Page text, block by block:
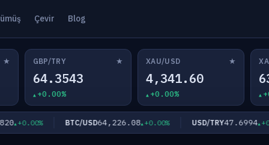
Çevir Blog
★ GBP/TRY ★
64.3543
+0.00%
XAU/USD ★
4,341.60
+0.00%
+0.00% BTC/USD64,226.08 +0.00% USD/TRY47.6994